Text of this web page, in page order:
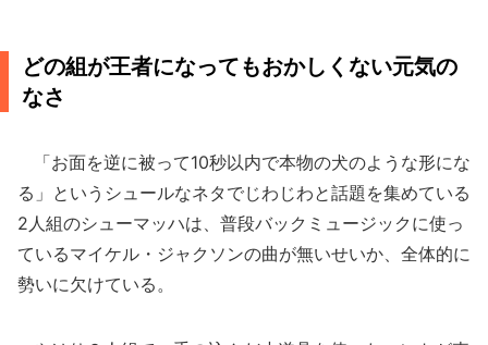
どの組が王者になってもおかしくない元気の
なさ
「お面を逆に被って10秒以内で本物の犬のような形にな
る」というシュールなネタでじわじわと話題を集めている
2人組のシューマッハは、普段バックミュージックに使っ
ているマイケル・ジャクソンの曲が無いせいか、全体的に
勢いに欠けている。